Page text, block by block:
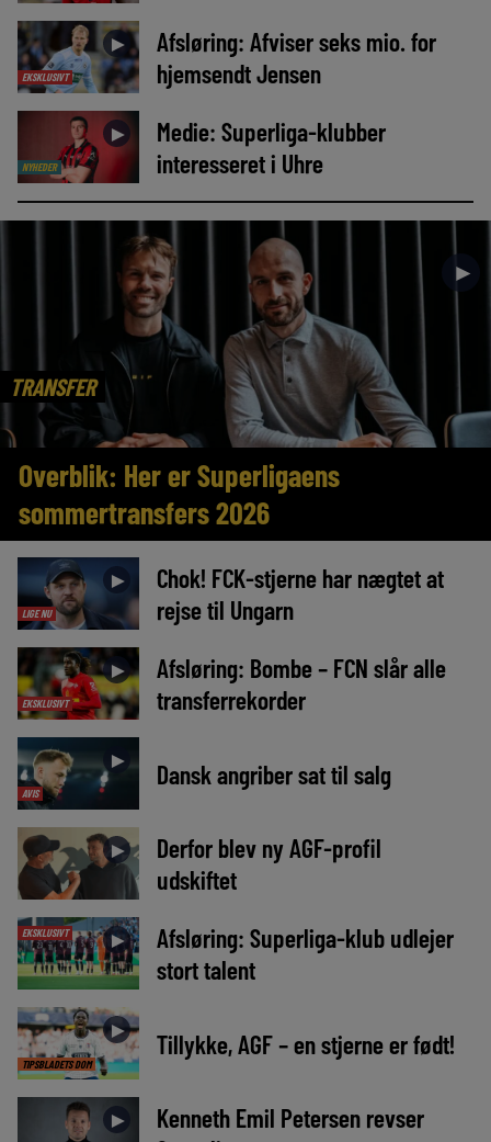
EKSKLUSIVT
►
Afsløring: Afviser seks mio. for
hjemsendt Jensen
NYHEDER
►
Medie: Superliga-klubber
interesseret i Uhre
TRANSFER
►
Overblik: Her er Superligaens
sommertransfers 2026
LIGE NU
►
Chok! FCK-stjerne har nægtet at
rejse til Ungarn
EKSKLUSIVT
►
Afsløring: Bombe – FCN slår alle
transferrekorder
AVIS
► Dansk angriber sat til salg
►
Derfor blev ny AGF-profil
udskiftet
EKSKLUSIVT ►
Afsløring: Superliga-klub udlejer
stort talent
TIPSBLADETS DOM
► Tillykke, AGF – en stjerne er født!
►
Kenneth Emil Petersen revser